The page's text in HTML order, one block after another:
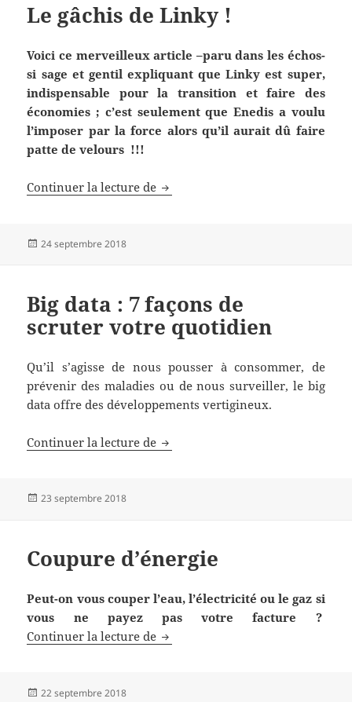
Le gâchis de Linky !
Voici ce merveilleux article –paru dans les échos-
si sage et gentil expliquant que Linky est super,
indispensable pour la transition et faire des
économies ; c’est seulement que Enedis a voulu
l’imposer par la force alors qu’il aurait dû faire
patte de velours !!!
Continuer la lecture de Le gâchis de Linky !
Publié
24 septembre 2018
Big data : 7 façons de
scruter votre quotidien
Qu’il s’agisse de nous pousser à consommer, de
prévenir des maladies ou de nous surveiller, le big
data offre des développements vertigineux.
Continuer la lecture de Big data : 7 façons de scruter
Publié
23 septembre 2018
Coupure d’énergie
Peut-on vous couper l’eau, l’électricité ou le gaz si
vous ne payez pas votre facture ?
Continuer la lecture de Coupure d’énergie
Publié
22 septembre 2018